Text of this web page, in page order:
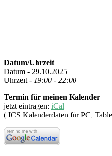
Datum/Uhrzeit
Datum - 29.10.2025
Uhrzeit - 19:00 - 22:00
Termin für meinen Kalender
jetzt eintragen: iCal
( ICS Kalenderdaten für PC,